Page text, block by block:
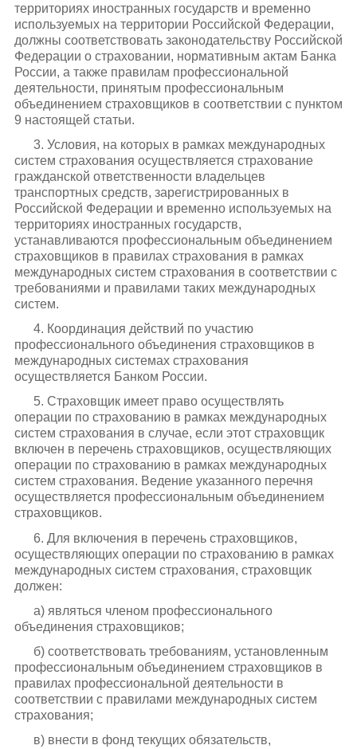
территориях иностранных государств и временно
используемых на территории Российской Федерации,
должны соответствовать законодательству Российской
Федерации о страховании, нормативным актам Банка
России, а также правилам профессиональной
деятельности, принятым профессиональным
объединением страховщиков в соответствии с пунктом
9 настоящей статьи.
3. Условия, на которых в рамках международных
систем страхования осуществляется страхование
гражданской ответственности владельцев
транспортных средств, зарегистрированных в
Российской Федерации и временно используемых на
территориях иностранных государств,
устанавливаются профессиональным объединением
страховщиков в правилах страхования в рамках
международных систем страхования в соответствии с
требованиями и правилами таких международных
систем.
4. Координация действий по участию
профессионального объединения страховщиков в
международных системах страхования
осуществляется Банком России.
5. Страховщик имеет право осуществлять
операции по страхованию в рамках международных
систем страхования в случае, если этот страховщик
включен в перечень страховщиков, осуществляющих
операции по страхованию в рамках международных
систем страхования. Ведение указанного перечня
осуществляется профессиональным объединением
страховщиков.
6. Для включения в перечень страховщиков,
осуществляющих операции по страхованию в рамках
международных систем страхования, страховщик
должен:
а) являться членом профессионального
объединения страховщиков;
б) соответствовать требованиям, установленным
профессиональным объединением страховщиков в
правилах профессиональной деятельности в
соответствии с правилами международных систем
страхования;
в) внести в фонд текущих обязательств,